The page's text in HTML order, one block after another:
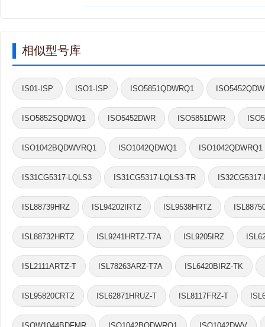
相似型号库
IS01-ISP ISO1-ISP ISO5851QDWRQ1
ISO5852SQDWQ1 ISO5452DWR ISO5851DWR
ISO1042BQDWVRQ1 ISO1042QDWQ1 ISO1042QDWRQ1
IS31CG5317-LQLS3 IS31CG5317-LQLS3-TR
ISL88739HRZ ISL94202IRTZ ISL9538HRTZ
ISL88732HRTZ ISL9241HRTZ-T7A ISL9205IRZ
ISL2111ARTZ-T ISL78263ARZ-T7A ISL6420BIRZ-TK
ISL95820CRTZ ISL62871HRUZ-T ISL8117FRZ-T